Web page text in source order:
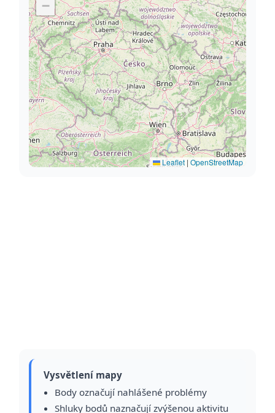
−
Leaflet | OpenStreetMap
Vysvětlení mapy
Body označují nahlášené problémy
Shluky bodů naznačují zvýšenou aktivitu